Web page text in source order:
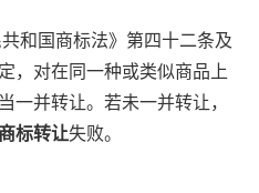
和国商标法》第四十二条及
，对在同一种或类似商品上
一并转让。若未一并转让，
商标转让失败。